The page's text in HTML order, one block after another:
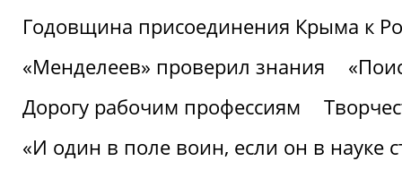
Годовщина присоединения Крыма к
«Менделеев» проверил знания
Дорогу рабочим профессиям
«И один в поле воин, если он в науке